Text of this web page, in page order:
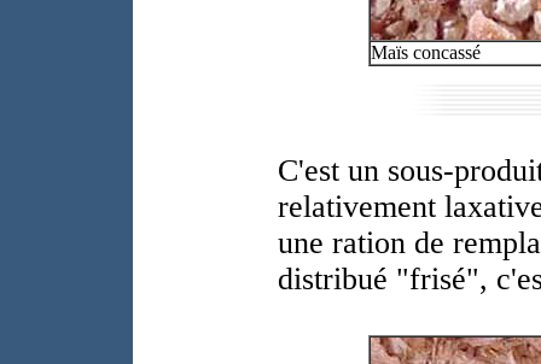
Maïs concassé
C'est un sous-
relativement
une ration de
distribué "frisé",